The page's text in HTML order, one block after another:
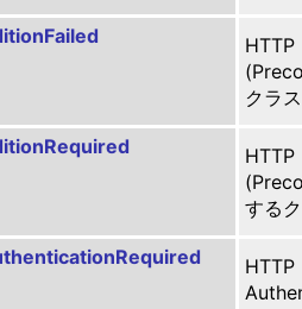
HTTP
クラ
HTTP
する